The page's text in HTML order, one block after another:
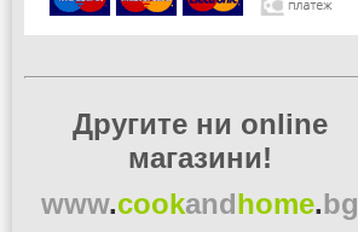
Другите ни online
магазини!
www.cookandhome.bg